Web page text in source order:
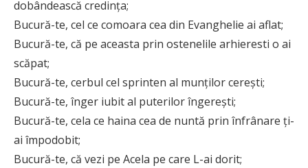
dobândească credinţa;
Bucură-te, cel ce comoara cea din Evanghelie ai aflat;
Bucură-te, că pe aceasta prin ostenelile arhieresti o ai
scăpat;
Bucură-te, cerbul cel sprinten al munţilor cereşti;
Bucură-te, înger iubit al puterilor îngereşti;
Bucură-te, cela ce haina cea de nuntă prin înfrânare ţi-
ai împodobit;
Bucură-te, că vezi pe Acela pe care L-ai dorit;